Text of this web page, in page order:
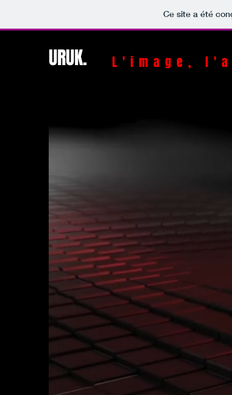
Ce site a été
URUK. L'image,